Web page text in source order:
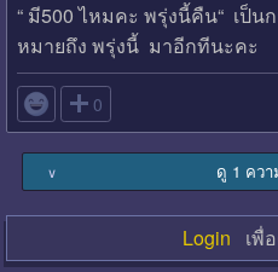
“ มี500 ไหมคะ พรุ่งนี้คืน“ เป็น
หมายถึง พรุ่งนี้ มาอีกทีนะคะ
 0
∨ ดู 1 คว
Login เพื่